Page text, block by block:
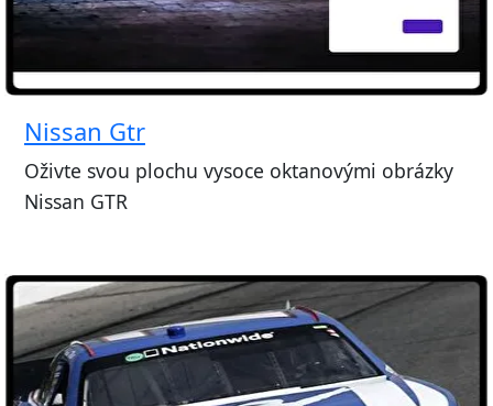
Nissan Gtr
Oživte svou plochu vysoce oktanovými obrázky
Nissan GTR